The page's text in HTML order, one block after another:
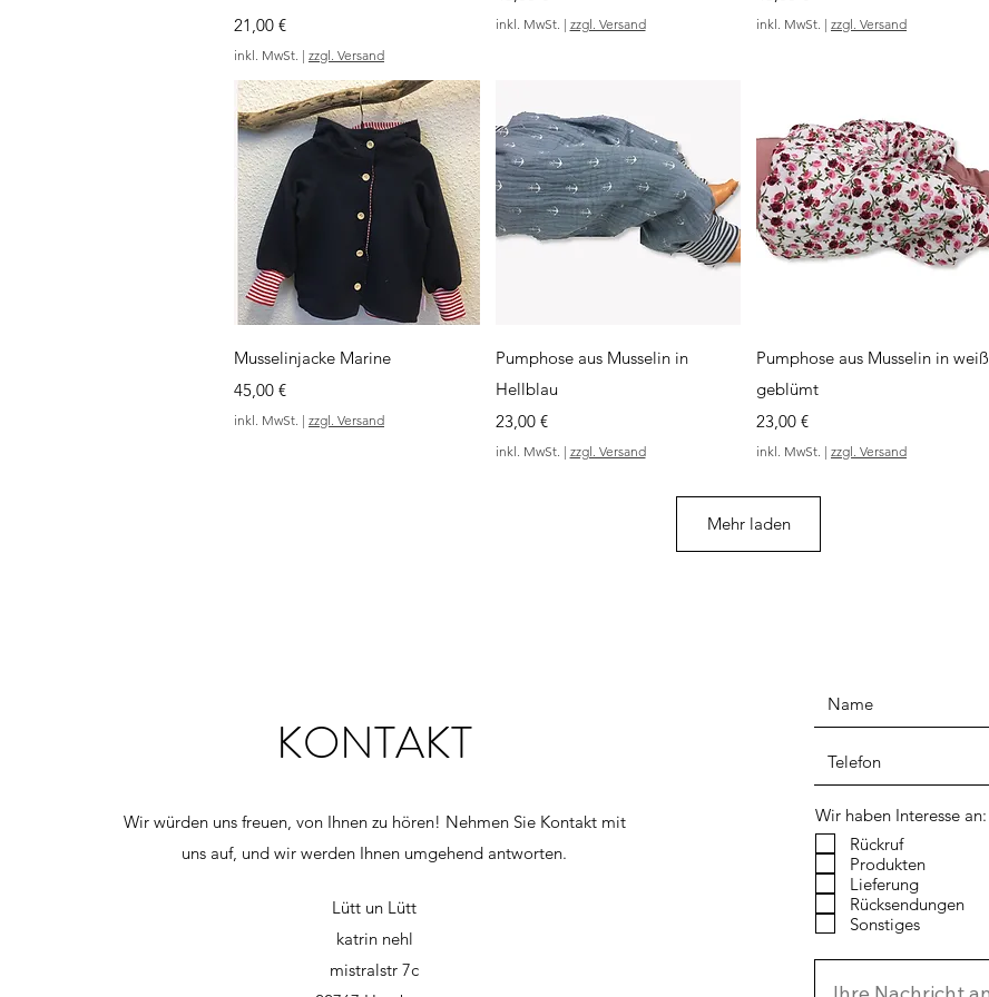
Preis
21,00 €
inkl. MwSt. | zzgl. Versand
inkl. MwSt. | zzgl. Versand inkl. MwSt. | zzgl. Versand
Schnellansicht
Musselinjacke Marine
Preis
45,00 €
inkl. MwSt. | zzgl. Versand
Schnellansicht
Pumphose aus Musselin in
Hellblau
Preis
23,00 €
inkl. MwSt. | zzgl. Versand
Schnellansicht
Pumphose aus Musselin in weiß
geblümt
Preis
23,00 €
inkl. MwSt. | zzgl. Versand
Mehr laden
KONTAKT
Wir würden uns freuen, von Ihnen zu hören! Nehmen Sie Kontakt mit
uns auf, und wir werden Ihnen umgehend antworten.
Lütt un Lütt
katrin nehl
mistralstr 7c
Wir haben Interesse an:
Rückruf
Produkten
Lieferung
Rücksendungen
Sonstiges